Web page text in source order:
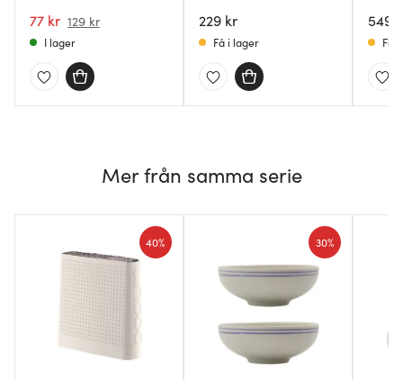
77 kr 129 kr
I lager
229 kr
Få i lager
549
Få
Mer från samma serie
40% 30%